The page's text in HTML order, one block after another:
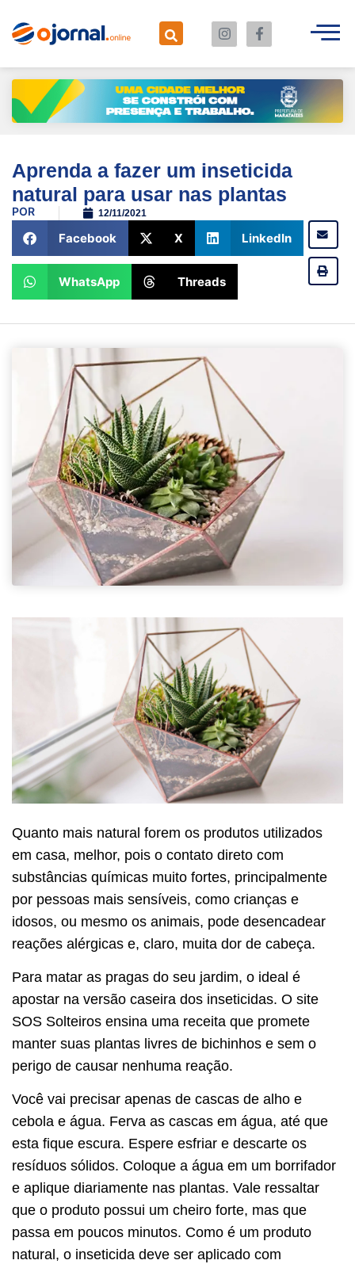
Aprenda a fazer um inseticida
natural para usar nas plantas
POR 12/11/2021
Facebook X LinkedIn
WhatsApp Threads
Quanto mais natural forem os produtos utilizados
em casa, melhor, pois o contato direto com
substâncias químicas muito fortes, principalmente
por pessoas mais sensíveis, como crianças e
idosos, ou mesmo os animais, pode desencadear
reações alérgicas e, claro, muita dor de cabeça.
Para matar as pragas do seu jardim, o ideal é
apostar na versão caseira dos inseticidas. O site
SOS Solteiros ensina uma receita que promete
manter suas plantas livres de bichinhos e sem o
perigo de causar nenhuma reação.
Você vai precisar apenas de cascas de alho e
cebola e água. Ferva as cascas em água, até que
esta fique escura. Espere esfriar e descarte os
resíduos sólidos. Coloque a água em um borrifador
e aplique diariamente nas plantas. Vale ressaltar
que o produto possui um cheiro forte, mas que
passa em poucos minutos. Como é um produto
natural, o inseticida deve ser aplicado com